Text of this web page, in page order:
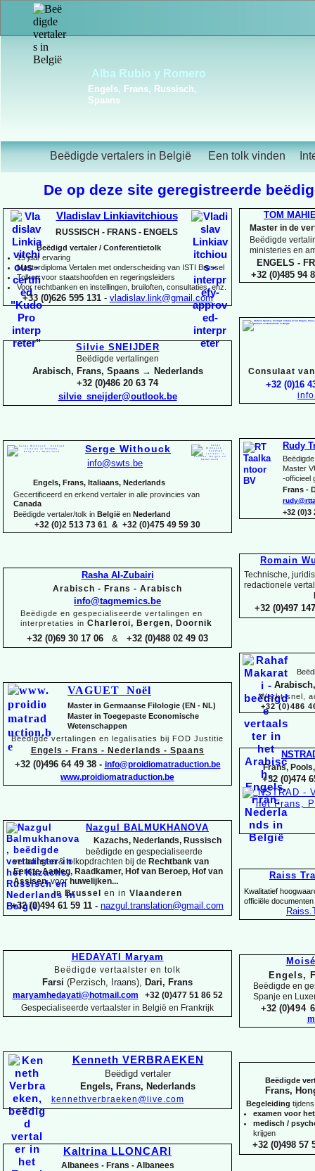
Beëdigde vertalers in België Een tolk vinden
Frédérique Christiaens
Engels, Frans, Portugees,
De op deze site geregistreerde
TOM
Master in de
Beëdigde
ministeries en
ENGELS -
+32 (0)485 94
Consulaat
+32 (0)16
Rudy
Master
-officieel
Frans -
+32
Romain
Technische,
redactionele
+32 (0)497
Werkt snel,
+32 (0)486
Frans,
+32 (0)474
Raiss
Kwalitatief
officiële
Raiss
Engels,
Beëdigde en
Spanje en
+32 (0)494
Beëdigde
Frans,
Begeleiding
examen voor
medisch /
krijgen
+32 (0)498 57
Vladislav Linkiavitchious
RUSSISCH - FRANS - ENGELS
Beëdigd vertaler / Conferentietolk
15 jaar ervaring
Masterdiploma Vertalen met onderscheiding van ISTI Brussel
Tolken voor staatshoofden en regeringsleiders
Voor rechtbanken en instellingen, bruiloften, consultaties, enz.
+33 (0)626 595 131- vladislav.link@gmail.com
Silvie SNEIJDER
Beëdigde vertalingen
Arabisch, Frans, Spaans → Nederlands
+32 (0)486 20 63 74
silvie_sneijder@outlook.be
Serge Withouck
info@swts.be
Engels, Frans, Italiaans, Nederlands
Gecertificeerd en erkend vertaler in alle provincies van
Canada
Beëdigde vertaler/tolk in België en Nederland
+32 (0)2 513 73 61 & +32 (0)475 49 59 30
Rasha Al-Zubairi
Arabisch - Frans - Arabisch
info@tagmemics.be
Beëdigde en gespecialiseerde vertalingen en
interpretaties in Charleroi, Bergen, Doornik
+32 (0)69 30 17 06 & +32 (0)488 02 49 03
VAGUET Noël
Master in Germaanse Filologie (EN - NL)
Master in Toegepaste Economische
Wetenschappen
Beëdigde vertalingen en legalisaties bij FOD Justitie
Engels - Frans - Nederlands - Spaans
+32 (0)496 64 49 38 - info@proidiomatraduction.be
www.proidiomatraduction.be
Nazgul BALMUKHANOVA
Kazachs, Nederlands, Russisch
beëdigde en gespecialiseerde
vertalingen &tolkopdrachten bij de Rechtbank van
Eerste Aanleg, Raadkamer, Hof van Beroep, Hof van
Assisen,voor huwelijken...
in Brussel en in Vlaanderen
+32 (0)494 61 59 11 - nazgul.translation@gmail.com
HEDAYATI Maryam
Beëdigde vertaalster en tolk
Farsi (Perzisch, Iraans), Dari, Frans
maryamhedayati@hotmail.com
+32 (0)477 51 86 52
Gespecialiseerde vertaalster in België en Frankrijk
Kenneth VERBRAEKEN
Beëdigd vertaler
Engels, Frans, Nederlands
kennethverbraeken@live.com
Kaltrina LLONCARI
Albanees -Frans -Albanees